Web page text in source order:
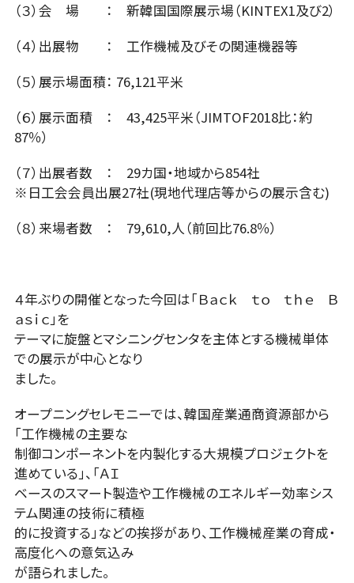
（３）会 場 ： 新韓国国際展示場（KINTEX1及び2）
（４）出展物 ： 工作機械及びその関連機器等
（５）展示場面積： 76,121平米
（６）展示面積 ： 43,425平米（JIMTOF2018比：約
87％）
（７）出展者数 ： 29カ国・地域から854社
※日工会会員出展27社(現地代理店等からの展示含む)
（８）来場者数 ： 79,610,人（前回比76.8％）
４年ぶりの開催となった今回は「Ｂａｃｋ ｔｏ ｔｈｅ Ｂ
ａｓｉｃ」を
テーマに旋盤とマシニングセンタを主体とする機械単体
での展示が中心となり
ました。
オープニングセレモニーでは、韓国産業通商資源部から
「工作機械の主要な
制御コンポーネントを内製化する大規模プロジェクトを
進めている」、「ＡＩ
ベースのスマート製造や工作機械のエネルギー効率シス
テム関連の技術に積極
的に投資する」などの挨拶があり、工作機械産業の育成・
高度化への意気込み
が語られました。